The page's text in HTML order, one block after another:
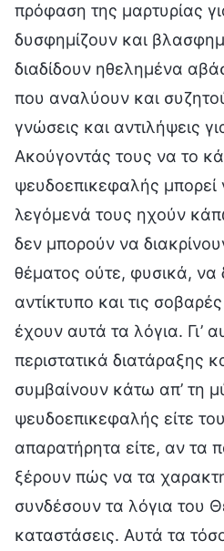
πρόφαση της μαρτυρίας
δυσφημίζουν και
διαδίδουν ηθελημένα
που αναλύουν και
γνώσεις και αντιλήψεις
Ακούγοντάς τους να το
ψευδοεπικεφαλής
λεγόμενά τους ηχούν
δεν μπορούν να
θέματος ούτε, φυσικά, να
αντίκτυπο και τις
έχουν αυτά τα λόγια. Γι’
περιστατικά διατάραξης
συμβαίνουν κάτω απ’ τη
ψευδοεπικεφαλής είτε
απαρατήρητα είτε, αν τα
ξέρουν πώς να τα
συνδέσουν τα λόγια του
καταστάσεις. Αυτά τα